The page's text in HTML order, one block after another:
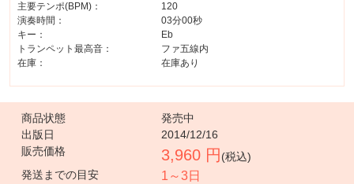
主要テンポ(BPM)：
120
演奏時間：
03分00秒
キー：
Eb
トランペット最高音：
ファ五線内
在庫：
在庫あり
商品状態
発売中
出版日
2014/12/16
販売価格
3,960 円 (税込)
発送までの目安
1～3日